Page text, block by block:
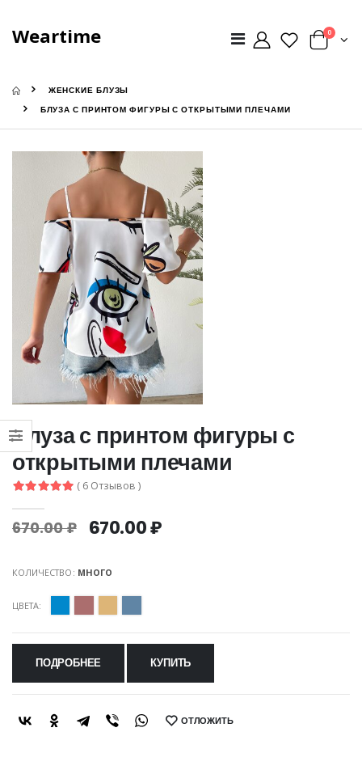
Weartime 0
ЖЕНСКИЕ БЛУЗЫ
БЛУЗА С ПРИНТОМ ФИГУРЫ С ОТКРЫТЫМИ ПЛЕЧАМИ
Блуза с принтом фигуры с
открытыми плечами
( 6 Отзывов )
670.00 ₽ 670.00 ₽
КОЛИЧЕСТВО: МНОГО
ЦВЕТА:
ПОДРОБНЕЕ КУПИТЬ
SHARE: ОТЛОЖИТЬ